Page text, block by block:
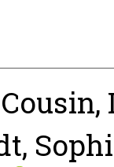
Cousin,